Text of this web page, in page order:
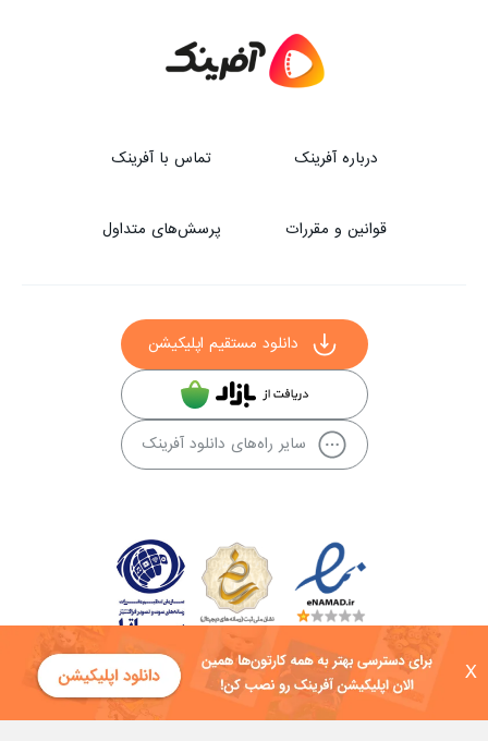
X
درباره آفرینک تماس با آفرینک
قوانین و مقررات پرسش‌های متداول
دانلود مستقیم اپلیکیشن
سایر راه‌های دانلود آفرینک
کلیه حقوق این سایت به شرکت توسعه فناوی هفت آسمان توکان تعلق دارد و